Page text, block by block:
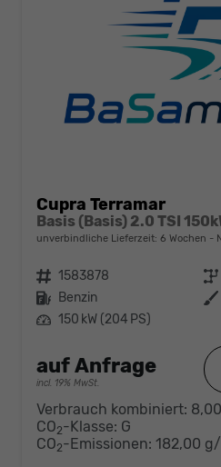
Cupra Terramar
unverbindliche Lieferzeit: 6 Wochen
Fahrzeugnr. 1583878 Getriebe
Kraftstoff Benzin Außenfarbe
Leistung 150 kW (204 PS)
auf Anfrage
incl. 19% MwSt.
Verbrauch kombiniert:
CO2-Klasse: G
CO2-Emissionen: 182,00